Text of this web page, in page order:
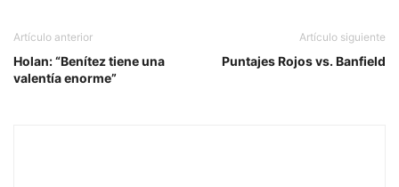
Artículo anterior
Holan: “Benítez tiene una
valentía enorme”
Artículo siguiente
Puntajes Rojos vs. Banfield